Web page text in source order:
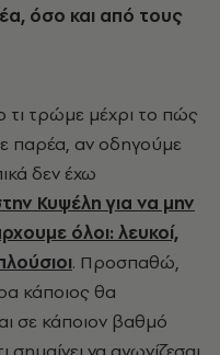
όσο και από τους
τι τρώμε μέχρι το πώς
παρέα, αν οδηγούμε
δεν έχω
Κυψέλη για να μην
όλοι: λευκοί,
. Προσπαθώ,
κάποιος θα
σε κάποιον βαθμό